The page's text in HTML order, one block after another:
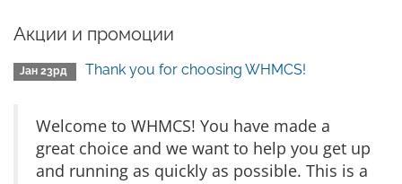
Акции и промоции
Јан 23рд Thank you for choosing WHMCS!
Welcome to WHMCS! You have made a
great choice and we want to help you get up
and running as quickly as possible. This is a